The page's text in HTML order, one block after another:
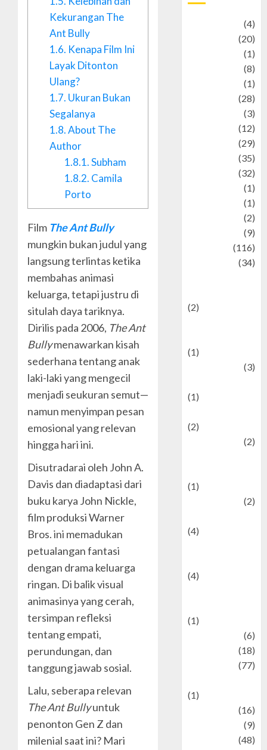
Kekurangan The
Ant Bully
1.6. Kenapa Film Ini
Layak Ditonton
Ulang?
1.7. Ukuran Bukan
Segalanya
1.8.About The
Author
1.8.1.Subham
1.8.2. Camila
Porto
Film The Ant Bully
mungkin bukan judul yang
langsung terlintas ketika
membahas animasi
keluarga, tetapi justru di
situlah daya tariknya.
Dirilis pada 2006, The Ant
Bullymenawarkan kisah
sederhana tentang anak
laki-laki yang mengecil
menjadi seukuran semut—
namun menyimpan pesan
emosional yang relevan
hingga hari ini.
Disutradarai oleh John A.
Davis dan diadaptasi dari
buku karya John Nickle,
film produksiWarner
Bros.ini memadukan
petualangan fantasi
dengan drama keluarga
ringan. Di balik visual
animasinya yang cerah,
tersimpan refleksi
tentang empati,
perundungan, dan
tanggung jawab sosial.
Lalu, seberapa relevan
The Ant Bullyuntuk
penonton Gen Z dan
milenial saat ini? Mari
(4)
(20)
(1)
(8)
(1)
(28)
(3)
(12)
(29)
(35)
(32)
(1)
(1)
(2)
(9)
(116)
(34)
(2)
(1)
(3)
(1)
(2)
(2)
(1)
(2)
(4)
(4)
(1)
(6)
(18)
(77)
(1)
(16)
(9)
(48)